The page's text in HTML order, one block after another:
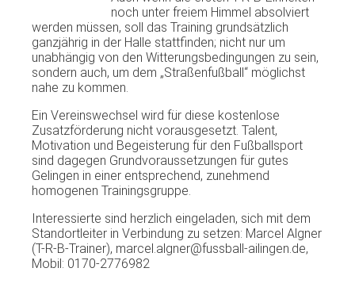
noch unter freiem Himmel absolviert
werden müssen, soll das Training grundsätzlich
ganzjährig in der Halle stattfinden; nicht nur um
unabhängig von den Witterungsbedingungen zu sein,
sondern auch, um dem „Straßenfußball“ möglichst
nahe zu kommen.
Ein Vereinswechsel wird für diese kostenlose
Zusatzförderung nicht vorausgesetzt. Talent,
Motivation und Begeisterung für den Fußballsport
sind dagegen Grundvoraussetzungen für gutes
Gelingen in einer entsprechend, zunehmend
homogenen Trainingsgruppe.
Interessierte sind herzlich eingeladen, sich mit dem
Standortleiter in Verbindung zu setzen: Marcel Algner
(T-R-B-Trainer), marcel.algner@fussball-ailingen.de,
Mobil: 0170-2776982